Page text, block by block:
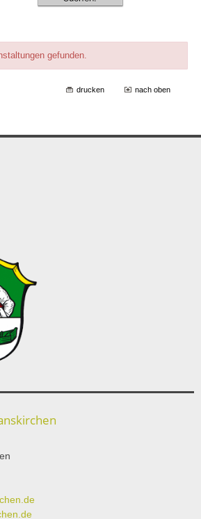
gefunden.
drucken nach oben